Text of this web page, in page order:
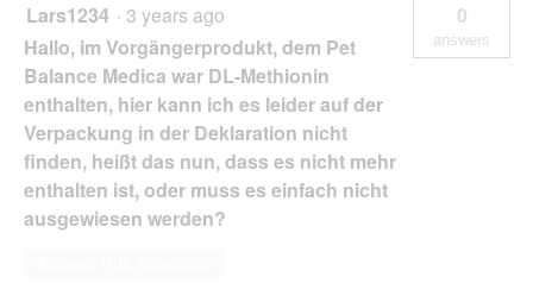
Lars1234 · 3 years ago
Hallo, im Vorgängerprodukt, dem Pet
Balance Medica war DL-Methionin
enthalten, hier kann ich es leider auf der
Verpackung in der Deklaration nicht
finden, heißt das nun, dass es nicht mehr
enthalten ist, oder muss es einfach nicht
ausgewiesen werden?
0
answers